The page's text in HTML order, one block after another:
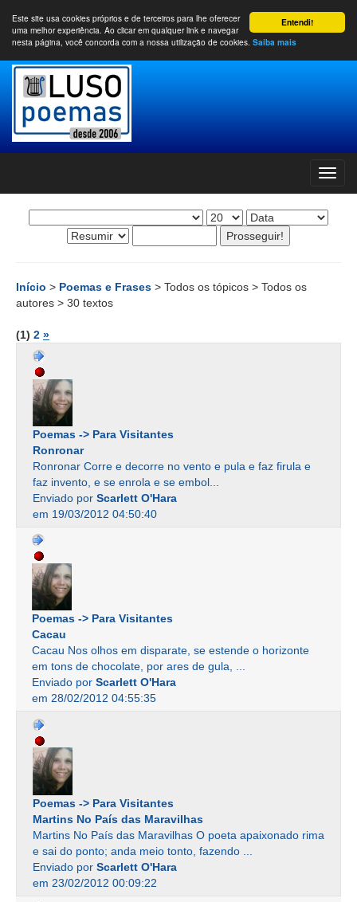
Entendi!
Este site usa cookies próprios e de terceiros para lhe oferecer
uma melhor experiência. Ao clicar em qualquer link e navegar
nesta página, você concorda com a nossa utilização de cookies. Saiba mais
Início > Poemas e Frases > Todos os tópicos > Todos os
autores > 30 textos
(1) 2 »
Poemas -> Para Visitantes
Ronronar
Ronronar Corre e decorre no vento e pula e faz firula e
faz invento, e se enrola e se embol...
Enviado por Scarlett O'Hara
em 19/03/2012 04:50:40
Poemas -> Para Visitantes
Cacau
Cacau Nos olhos em disparate, se estende o horizonte
em tons de chocolate, por ares de gula, ...
Enviado por Scarlett O'Hara
em 28/02/2012 04:55:35
Poemas -> Para Visitantes
Martins No País das Maravilhas
Martins No País das Maravilhas O poeta apaixonado rima
e sai do ponto; anda meio tonto, fazendo ...
Enviado por Scarlett O'Hara
em 23/02/2012 00:09:22